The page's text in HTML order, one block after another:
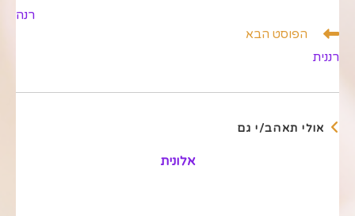
רנה
הפוסט הבא
רננית
אולי תאהב/י גם
אלונית